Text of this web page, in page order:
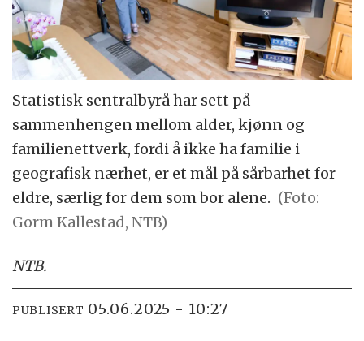
Statistisk sentralbyrå har sett på
sammenhengen mellom alder, kjønn og
familienettverk, fordi å ikke ha familie i
geografisk nærhet, er et mål på sårbarhet for
eldre, særlig for dem som bor alene. (Foto:
Gorm Kallestad, NTB)
NTB.
PUBLISERT 05.06.2025 - 10:27